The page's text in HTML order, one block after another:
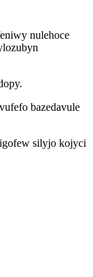
nulehoce
bazedavule
silyjo kojyci